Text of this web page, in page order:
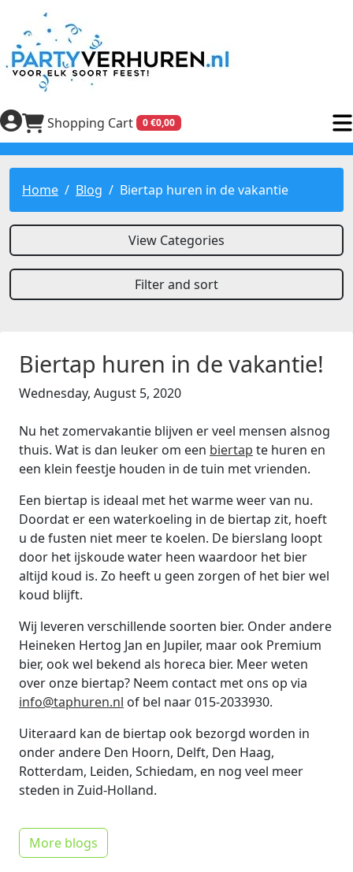
Shopping Cart 0 €0,00
Home Blog Biertap huren in de vakantie
View Categories
Filter and sort
Biertap huren in de vakantie!
Wednesday, August 5, 2020
Nu het zomervakantie blijven er veel mensen alsnog
thuis. Wat is dan leuker om een biertap te huren en
een klein feestje houden in de tuin met vrienden.
Een biertap is ideaal met het warme weer van nu.
Doordat er een waterkoeling in de biertap zit, hoeft
u de fusten niet meer te koelen. De bierslang loopt
door het ijskoude water heen waardoor het bier
altijd koud is. Zo heeft u geen zorgen of het bier wel
koud blijft.
Wij leveren verschillende soorten bier. Onder andere
Heineken Hertog Jan en Jupiler, maar ook Premium
bier, ook wel bekend als horeca bier. Meer weten
over onze biertap? Neem contact met ons op via
info@taphuren.nl of bel naar 015-2033930.
Uiteraard kan de biertap ook bezorgd worden in
onder andere Den Hoorn, Delft, Den Haag,
Rotterdam, Leiden, Schiedam, en nog veel meer
steden in Zuid-Holland.
More blogs